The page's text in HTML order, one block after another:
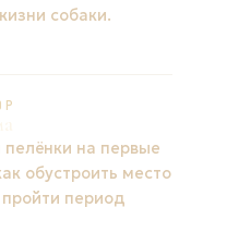
собаки.
на первые
обустроить место
период